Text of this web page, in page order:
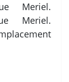
Meriel.
Meriel.